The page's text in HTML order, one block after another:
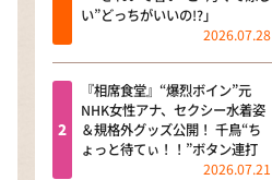
い”どっちがいいの!?」
2026.07.28
『相席食堂』“爆烈ボイン”元
NHK女性アナ、セクシー水着姿
＆規格外グッズ公開！ 千鳥“ち
ょっと待てぃ！！”ボタン連打
2026.07.21